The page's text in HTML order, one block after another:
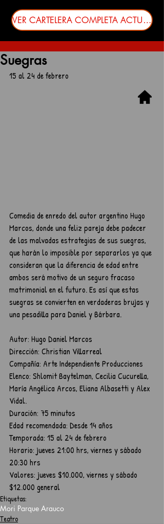
VER CARTELERA COMPLETA ACTUALIZADA
Suegras
15 al 24 de febrero
Comedia de enredo del autor argentino Hugo
Marcos, donde una feliz pareja debe padecer
de las malvadas estrategias de sus suegras,
que harán lo imposible por separarlos ya que
consideran que la diferencia de edad entre
ambos será motivo de un seguro fracaso
matrimonial en el futuro. Es así que estas
suegras se convierten en verdaderas brujas y
una pesadilla para Daniel y Bárbara.
Autor: Hugo Daniel Marcos
Dirección: Christian Villarreal
Compañía: Arte Independiente Producciones
Elenco: Shlomit Baytelman, Cecilia Cucurella,
María Angélica Arcos, Eliana Albasetti y Alex
Vidal.
Duración: 75 minutos
Edad recomendada: Desde 14 años
Temporada: 15 al 24 de febrero
Horario: jueves 21:00 hrs, viernes y sábado
20:30 hrs
Valores: jueves $10.000, viernes y sábado
$12.000 general
Etiquetas:
Mori Parque Arauco
Teatro